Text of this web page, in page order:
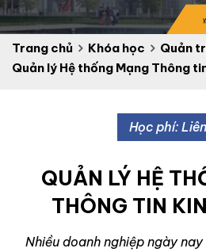
Trang chủ Khóa học
Quản
Quản lý Hệ thống Mạng Thông
Học phí:
QUẢN LÝ HỆ
THÔNG TIN
Nhiều doanh nghiệp ngày